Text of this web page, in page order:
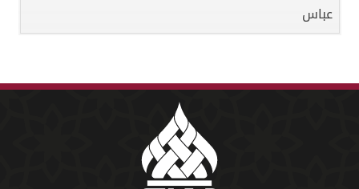
عباس